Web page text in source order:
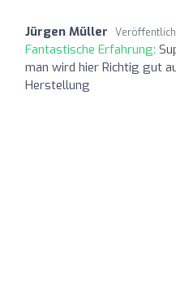
Jürgen Müller
Fantastische Erfahrung:
man wird hier Richtig gut
Herstellung